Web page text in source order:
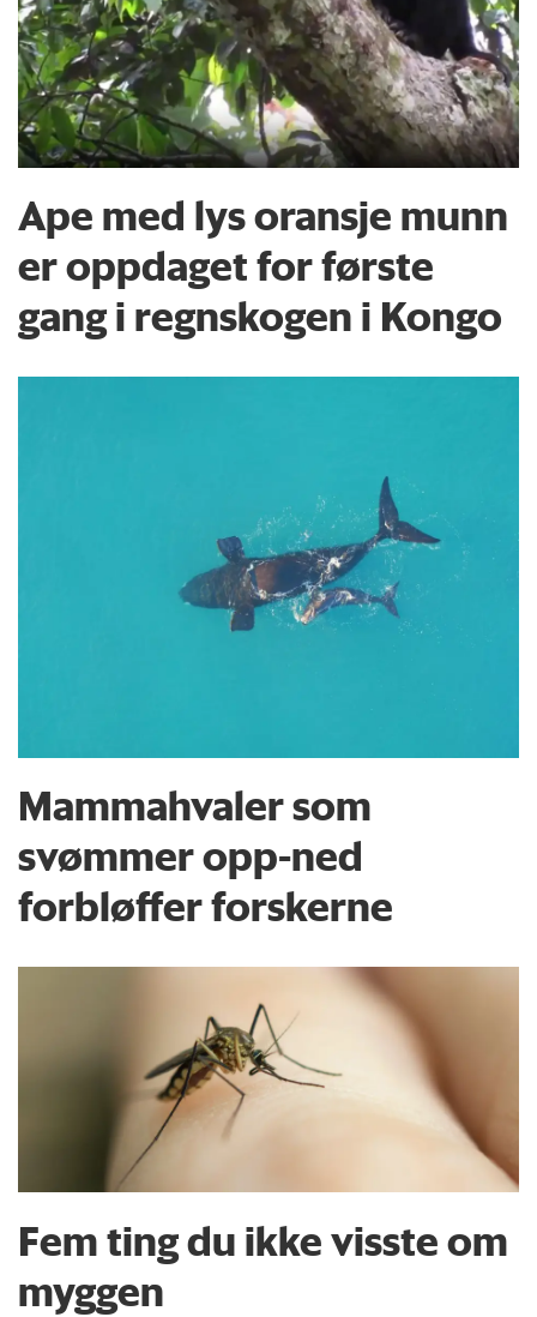
Ape med lys oransje munn
er oppdaget for første
gang i regnskogen i Kongo
Mammahvaler som
svømmer opp-ned
forbløffer forskerne
Fem ting du ikke visste om
myggen